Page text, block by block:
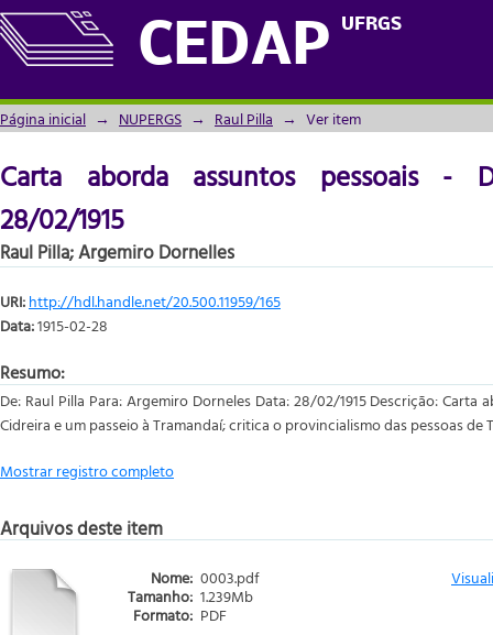
CEDAP UFRGS
Carta aborda assuntos pessoais - Doc.
Página inicial → NUPERGS → Raul Pilla → Ver item
Carta aborda assuntos pessoais -
28/02/1915
Raul Pilla;Argemiro Dornelles
URI:http://hdl.handle.net/20.500.11959/165
Data:1915-02-28
Resumo:
De: Raul Pilla Para: Argemiro Dorneles Data: 28/02/1915 Descrição: Carta
Cidreira e um passeio à Tramandaí; critica o provincialismo das pessoas de
Mostrar registro completo
Arquivos deste item
Nome: 0003.pdf
Tamanho: 1.239Mb
Formato: PDF